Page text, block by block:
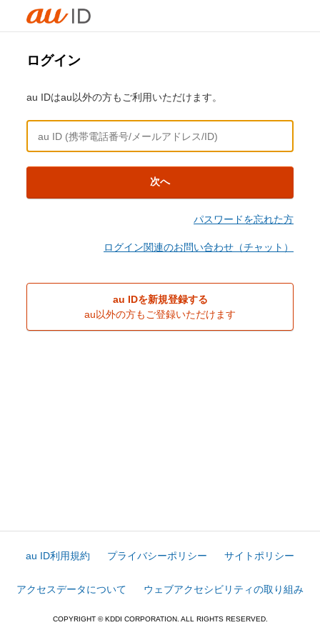
ログイン
au IDはau以外の方もご利用いただけます。
次へ
パスワードを忘れた方
ログイン関連のお問い合わせ（チャット）
au IDを新規登録する
au以外の方もご登録いただけます
au ID利用規約 プライバシーポリシー サイトポリシー
アクセスデータについて ウェブアクセシビリティの取り組み
COPYRIGHT © KDDI CORPORATION. ALL RIGHTS RESERVED.